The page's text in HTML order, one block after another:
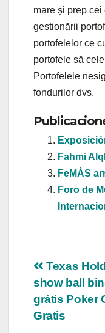
mare și prep
gestionării
portofelelor ce
portofele să
Portofelele
fondurilor dvs.
Fahmi
FeMÀS
Foro de
de
entradas
Texas
show ball
grátis Poker
Gratis